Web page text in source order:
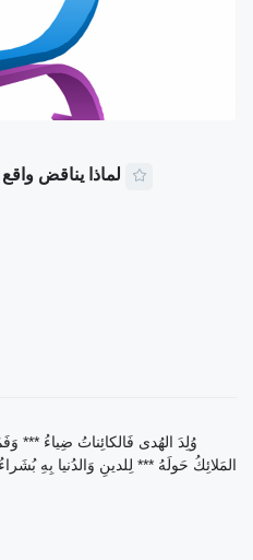
لماذا يناقض
وُلِدَ الهُدى فَالكائِناتُ ضِياءُ ***
المَلائِكُ حَولَهُ *** لِلدينِ وَالدُنيا بِهِ